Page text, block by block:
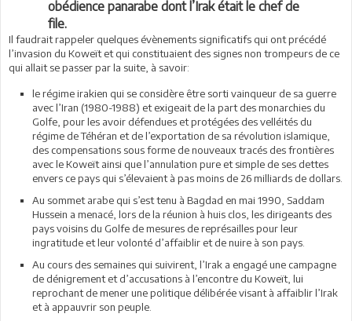
obédience panarabe dont l’Irak était le chef de
file.
Il faudrait rappeler quelques évènements significatifs qui ont précédé
l’invasion du Koweït et qui constituaient des signes non trompeurs de ce
qui allait se passer par la suite, à savoir:
le régime irakien qui se considère être sorti vainqueur de sa guerre
avec l’Iran (1980-1988) et exigeait de la part des monarchies du
Golfe, pour les avoir défendues et protégées des velléités du
régime de Téhéran et de l’exportation de sa révolution islamique,
des compensations sous forme de nouveaux tracés des frontières
avec le Koweït ainsi que l’annulation pure et simple de ses dettes
envers ce pays qui s’élevaient à pas moins de 26 milliards de dollars.
Au sommet arabe qui s’est tenu à Bagdad en mai 1990, Saddam
Hussein a menacé, lors de la réunion à huis clos, les dirigeants des
pays voisins du Golfe de mesures de représailles pour leur
ingratitude et leur volonté d’affaiblir et de nuire à son pays.
Au cours des semaines qui suivirent, l’Irak a engagé une campagne
de dénigrement et d’accusations à l’encontre du Koweït, lui
reprochant de mener une politique délibérée visant à affaiblir l’Irak
et à appauvrir son peuple.